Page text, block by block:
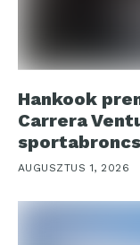
Hankook
Carrera
AUGUSZTUS 1, 2026